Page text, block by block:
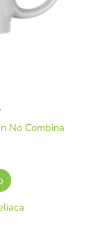
No Combina